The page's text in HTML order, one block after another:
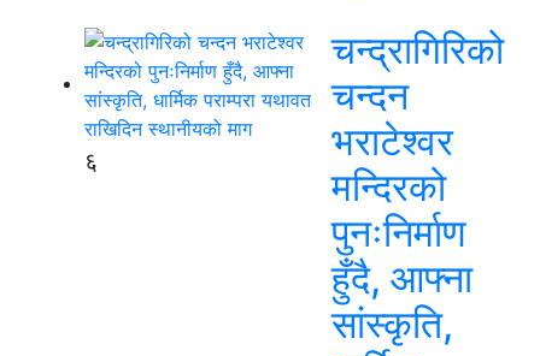
६
चन्द्रागिरिको
चन्दन
भराटेश्वर
मन्दिरको
पुनःनिर्माण
हुँदै, आफ्ना
सांस्कृति,